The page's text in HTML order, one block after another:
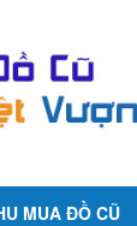
MUA ĐỒ CŨ